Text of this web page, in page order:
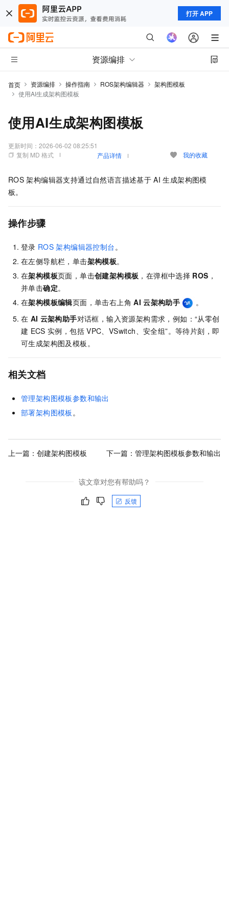
打开 APP
资源编排
首页 资源编排 操作指南 ROS架构编辑器
架构图模板
使用AI生成架构图模板
使用AI生成架构图模板
更新时间： 2026-06-02 08:25:51
复制 MD 格式
产品详情 我的收藏
ROS 架构编辑器支持通过自然语言描述基于 AI 生成架构图模
板。
操作步骤
登录 ROS 架构编辑器控制台。
在左侧导航栏，单击架构模板。
在架构模板页面，单击创建架构模板 ，在弹框中选择 ROS ，
并单击确定。
在架构模板编辑页面，单击右上角 AI 云架构助手
。
在 AI 云架构助手对话框，输入资源架构需求，例如：“从零创
建 ECS 实例，包括 VPC、VSwitch、安全组”。等待片刻，即
可生成架构图及模板。
相关文档
管理架构图模板参数和输出
部署架构图模板 。
上一篇： 创建架构图模板 下一篇： 管理架构图模板参数和输出
该文章对您有帮助吗？
反馈